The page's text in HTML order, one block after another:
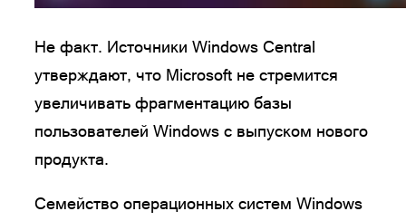
Не факт. Источники Windows Central
утверждают, что Microsoft не стремится
увеличивать фрагментацию базы
пользователей Windows с выпуском нового
продукта.
Семейство операционных систем Windows